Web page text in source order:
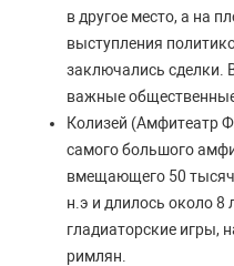
в другое место, а на
выступления
заключались сделки.
важные
Колизей (Амфитеатр
самого большого
вмещающего 50 тысяч
н.э и длилось около 8
гладиаторские игры,
римлян.